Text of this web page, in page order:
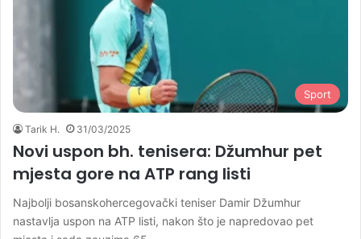
Sport
Tarik H. 31/03/2025
Novi uspon bh. tenisera: Džumhur pet
mjesta gore na ATP rang listi
Najbolji bosanskohercegovački teniser Damir Džumhur
nastavlja uspon na ATP listi, nakon što je napredovao pet